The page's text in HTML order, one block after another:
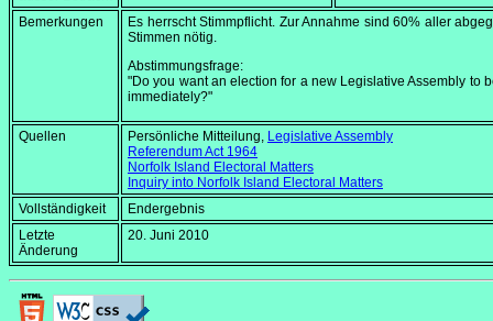
Bemerkungen
Es herrscht Stimmpflicht. Zur Annahme sind 60% aller
Stimmen nötig.
Abstimmungsfrage:
"Do you want an election for a new Legislative Assembly to
immediately?"
Quellen Persönliche Mitteilung, Legislative Assembly
Referendum Act 1964
Norfolk Island Electoral Matters
Inquiry into Norfolk Island Electoral Matters
Vollständigkeit
Endergebnis
Letzte
Änderung
20. Juni 2010